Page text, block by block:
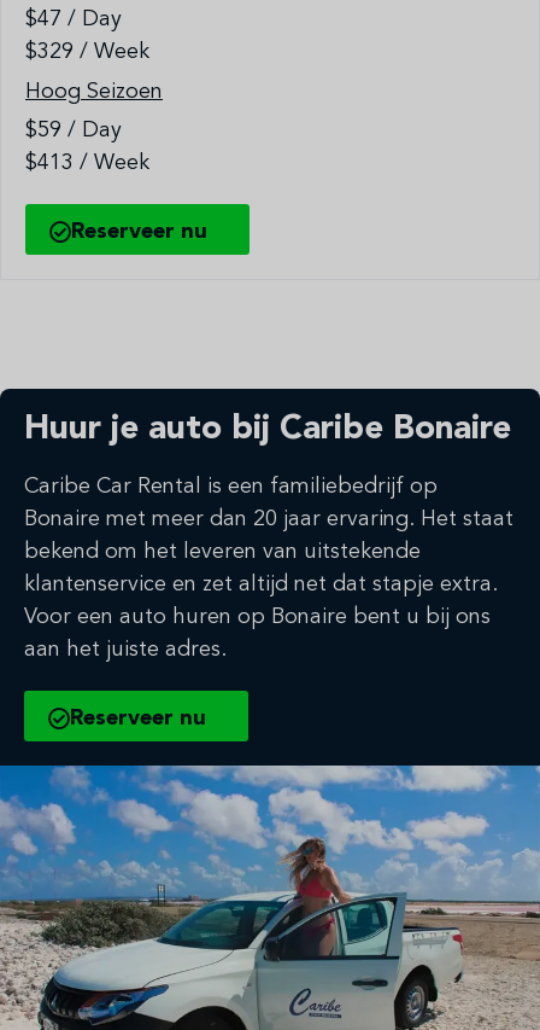
$47 / Day
$329 / Week
Hoog Seizoen
$59 / Day
$413 / Week
Reserveer nu
Huur je auto bij Caribe Bonaire
Caribe Car Rental is een familiebedrijf op
Bonaire met meer dan 20 jaar ervaring. Het staat
bekend om het leveren van uitstekende
klantenservice en zet altijd net dat stapje extra.
Voor een auto huren op Bonaire bent u bij ons
aan het juiste adres.
Reserveer nu